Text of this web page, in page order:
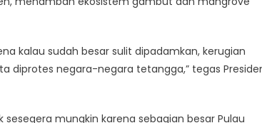
kalau sudah besar sulit dipadamkan, kerugian
diprotes negara-negara tetangga,” tegas
mungkin karena sebagian besar Pulau